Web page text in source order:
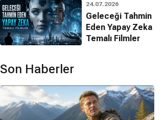
Filmleri
24.07.2026
Geleceği Tahmin
Eden Yapay Zeka
Temalı Filmler
Son Haberler